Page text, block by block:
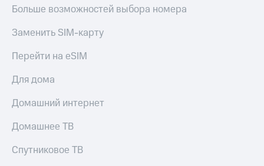
Больше возможностей выбора номера
Заменить SIM-карту
Перейти на eSIM
Для дома
Домашний интернет
Домашнее ТВ
Спутниковое ТВ